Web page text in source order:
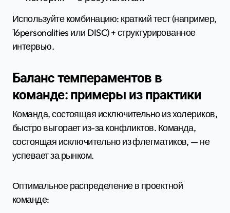
Используйте комбинацию: краткий тест (например,
16personalities или DISC) + структурированное
интервью.
Баланс темпераментов в
команде: примеры из практики
Команда, состоящая исключительно из холериков,
быстро выгорает из-за конфликтов. Команда,
состоящая исключительно из флегматиков, — не
успевает за рынком.
Оптимальное распределение в проектной
команде: